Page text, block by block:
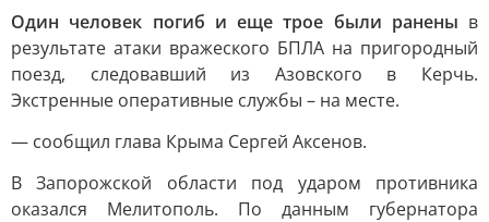
Один человек погиб и еще трое были ранены в
результате атаки вражеского БПЛА на пригородный
поезд, следовавший из Азовского в Керчь.
Экстренные оперативные службы – на месте.
— сообщил глава Крыма Сергей Аксенов.
В Запорожской области под ударом противника
оказался Мелитополь. По данным губернатора